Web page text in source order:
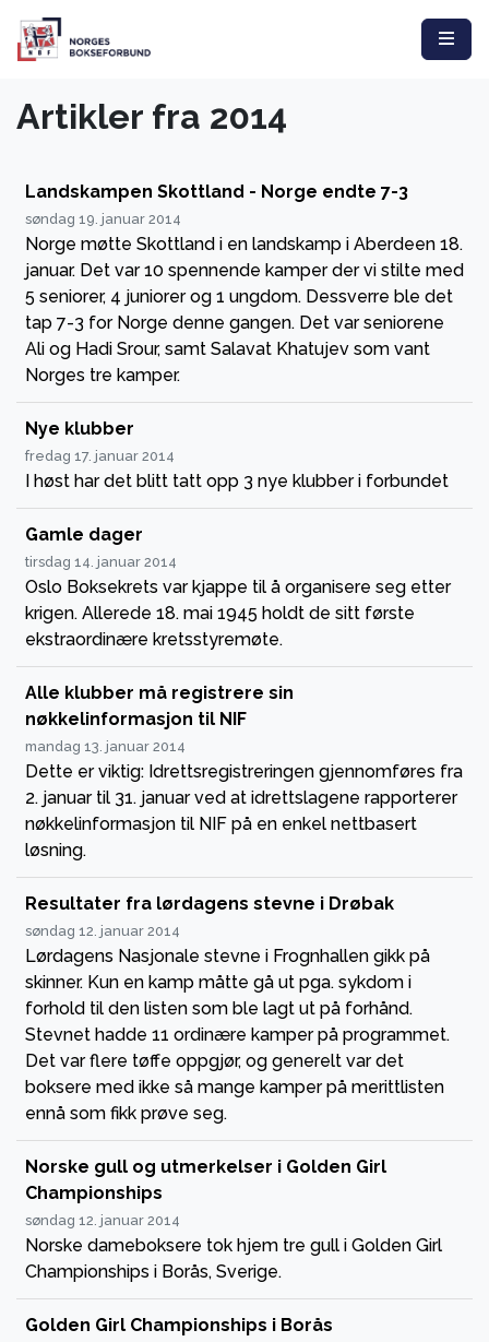
Artikler fra 2014
Landskampen Skottland - Norge endte 7-3
søndag 19. januar 2014
Norge møtte Skottland i en landskamp i Aberdeen 18.
januar. Det var 10 spennende kamper der vi stilte med
5 seniorer, 4 juniorer og 1 ungdom. Dessverre ble det
tap 7-3 for Norge denne gangen. Det var seniorene
Ali og Hadi Srour, samt Salavat Khatujev som vant
Norges tre kamper.
Nye klubber
fredag 17. januar 2014
I høst har det blitt tatt opp 3 nye klubber i forbundet
Gamle dager
tirsdag 14. januar 2014
Oslo Boksekrets var kjappe til å organisere seg etter
krigen. Allerede 18. mai 1945 holdt de sitt første
ekstraordinære kretsstyremøte.
Alle klubber må registrere sin
nøkkelinformasjon til NIF
mandag 13. januar 2014
Dette er viktig: Idrettsregistreringen gjennomføres fra
2. januar til 31. januar ved at idrettslagene rapporterer
nøkkelinformasjon til NIF på en enkel nettbasert
løsning.
Resultater fra lørdagens stevne i Drøbak
søndag 12. januar 2014
Lørdagens Nasjonale stevne i Frognhallen gikk på
skinner. Kun en kamp måtte gå ut pga. sykdom i
forhold til den listen som ble lagt ut på forhånd.
Stevnet hadde 11 ordinære kamper på programmet.
Det var flere tøffe oppgjør, og generelt var det
boksere med ikke så mange kamper på merittlisten
ennå som fikk prøve seg.
Norske gull og utmerkelser i Golden Girl
Championships
søndag 12. januar 2014
Norske dameboksere tok hjem tre gull i Golden Girl
Championships i Borås, Sverige.
Golden Girl Championships i Borås